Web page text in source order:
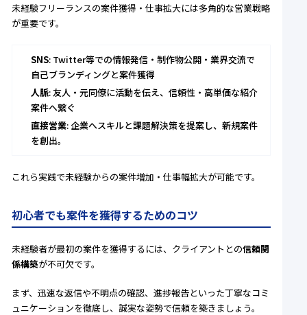
未経験フリーランスの案件獲得・仕事拡大には多角的な営業戦略
が重要です。
SNS: Twitter等での情報発信・制作物公開・業界交流で
自己ブランディングと案件獲得
人脈: 友人・元同僚に活動を伝え、信頼性・高単価な紹介
案件へ繋ぐ
直接営業: 企業へスキルと課題解決策を提案し、新規案件
を創出。
これら実践で未経験からの案件増加・仕事幅拡大が可能です。
初心者でも案件を獲得するためのコツ
未経験者が最初の案件を獲得するには、クライアントとの信頼関
係構築が不可欠です。
まず、迅速な返信や不明点の確認、進捗報告といった丁寧なコミ
ュニケーションを徹底し、誠実な姿勢で信頼を築きましょう。